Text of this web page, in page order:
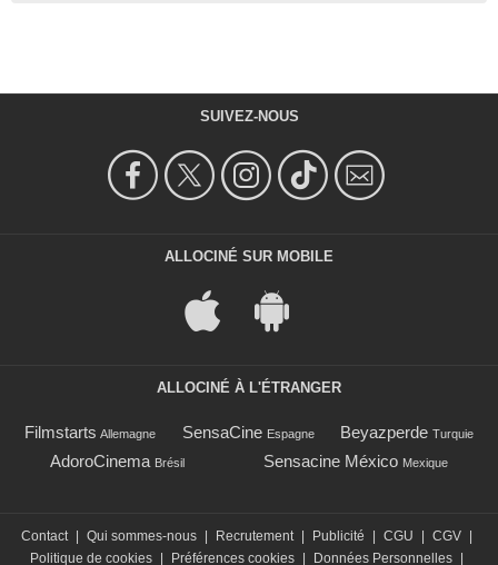
SUIVEZ-NOUS
ALLOCINÉ SUR MOBILE
ALLOCINÉ À L'ÉTRANGER
Filmstarts Allemagne SensaCine Espagne Beyazperde Turquie
AdoroCinema Brésil Sensacine México Mexique
Contact Qui sommes-nous Recrutement Publicité CGU CGV
Politique de cookies
Préférences cookies Données Personnelles